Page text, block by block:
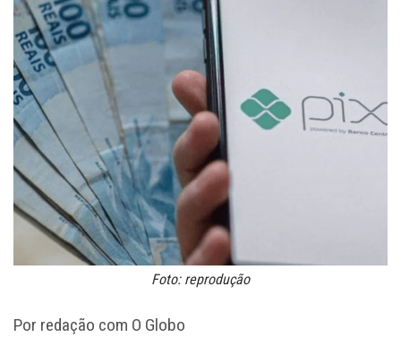
Foto: reprodução
Por redação com O Globo